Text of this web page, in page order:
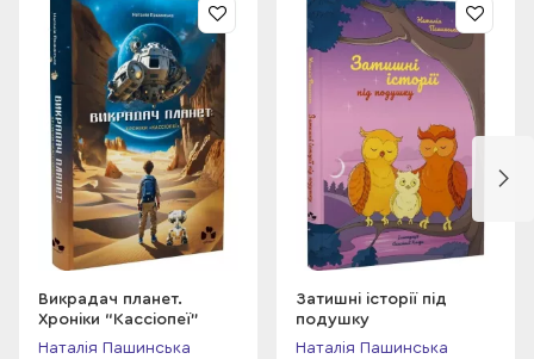
Викрадач планет.
Хроніки “Кассіопеї”
Наталія Пашинська
Затишні історії під
подушку
Наталія Пашинська